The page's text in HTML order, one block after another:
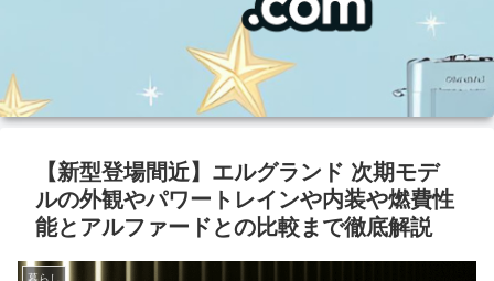
【新型登場間近】エルグランド 次期モデ
ルの外観やパワートレインや内装や燃費性
能とアルファードとの比較まで徹底解説
暮らし